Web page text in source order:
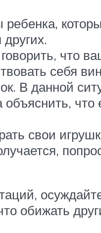
что
себя
В данной
что
свои
обижать